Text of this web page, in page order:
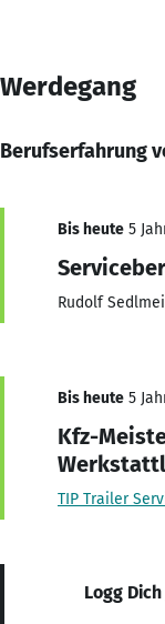
Werdegang
Berufserfahrung
Bis heute 5
Rudolf
Bis heute 5
Kfz-
TIP Trailer
Logg